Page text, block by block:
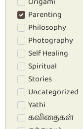
Parenting
Philosophy
Photography
Self Healing
Spiritual
Stories
Uncategorized
Yathi
கவிதைகள்